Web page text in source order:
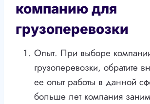
компанию для
грузоперевозки
Опыт. При выборе
грузоперевозки, обратите
ее опыт работы в данной
больше лет компания